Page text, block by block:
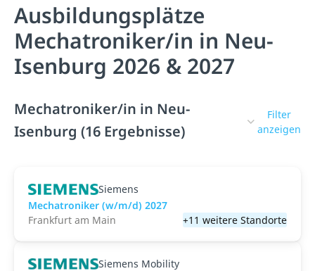
Ausbildungsplätze
Mechatroniker/in in Neu-
Isenburg 2026 & 2027
Mechatroniker/in in Neu-
Isenburg (16 Ergebnisse)
Filter
anzeigen
Siemens
Mechatroniker (w/m/d) 2027
Frankfurt am Main
+11 weitere Standorte
Siemens Mobility